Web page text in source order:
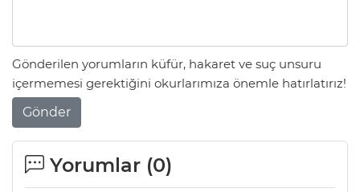
Gönderilen yorumların küfür, hakaret ve suç unsuru
içermemesi gerektiğini okurlarımıza önemle hatırlatırız!
Gönder
Yorumlar (0)